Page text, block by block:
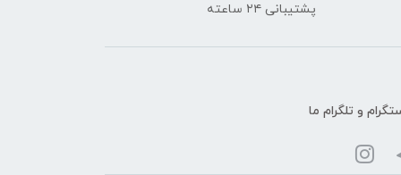
پشتیبانی ۲۴ ساعته
و تلگرام ما